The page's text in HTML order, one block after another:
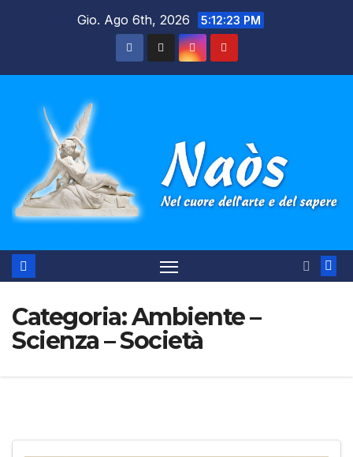
Gio. Ago 6th, 2026 5:12:24 PM
Categoria:Ambiente –
Scienza – Società